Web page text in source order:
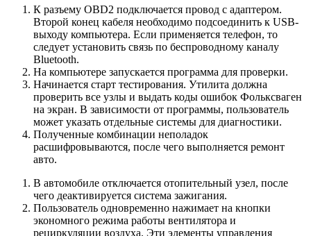
К разъему OBD2 подключается провод с адаптером.
Второй конец кабеля необходимо подсоединить к USB-
выходу компьютера. Если применяется телефон, то
следует установить связь по беспроводному каналу
Bluetooth.
На компьютере запускается программа для проверки.
Начинается старт тестирования. Утилита должна
проверить все узлы и выдать коды ошибок Фольксваген
на экран. В зависимости от программы, пользователь
может указать отдельные системы для диагностики.
Полученные комбинации неполадок
расшифровываются, после чего выполняется ремонт
авто.
В автомобиле отключается отопительный узел, после
чего деактивируется система зажигания.
Пользователь одновременно нажимает на кнопки
экономного режима работы вентилятора и
рециркуляции воздуха. Эти элементы управления